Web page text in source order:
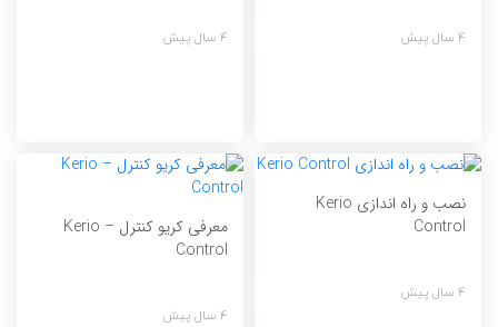
4 سال پیش 4 سال پیش
نصب و راه اندازی Kerio
Control
4 سال پیش
معرفی کریو کنترل – Kerio
Control
4 سال پیش